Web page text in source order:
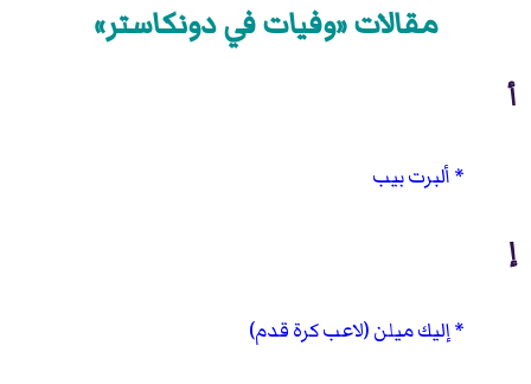
مقالات «وفيات في دونكاستر»
أ
ألبرت بيب
إ
إليك ميلن (لاعب كرة قدم)